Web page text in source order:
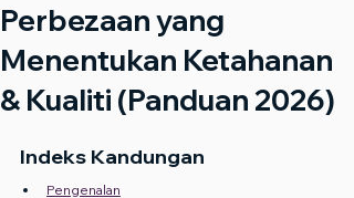
Perbezaan yang
Menentukan Ketahanan
& Kualiti (Panduan 2026)
Indeks Kandungan
Pengenalan